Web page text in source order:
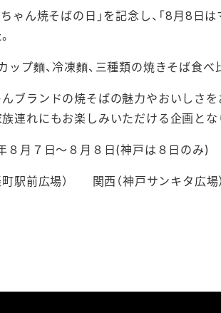
ゃん焼そばの日」を記念し、「8月8日
ップ麵、冷凍麵、三種類の焼きそば食べ
ブランドの焼そばの魅力やおいしさ
連れにもお楽しみいただける企画とな
８月７日～８月８日(神戸は８日のみ)
町駅前広場） 関西（神戸サンキタ広場）